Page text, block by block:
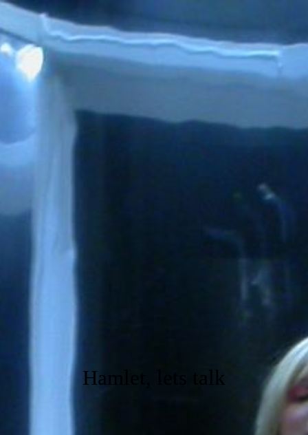
Hamlet, lets talk
ANFANG
legale wunder GbR
NORA SOMAINI